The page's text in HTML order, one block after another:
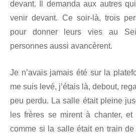
devant. Il demanda aux autres
venir devant. Ce soir-là, trois
pour donner leurs vies au
personnes aussi avancèrent.
Je n’avais jamais été sur la
me suis levé, j’étais là, debout,
peu perdu. La salle était pleine
les frères se mirent à chanter,
comme si la salle était en train de